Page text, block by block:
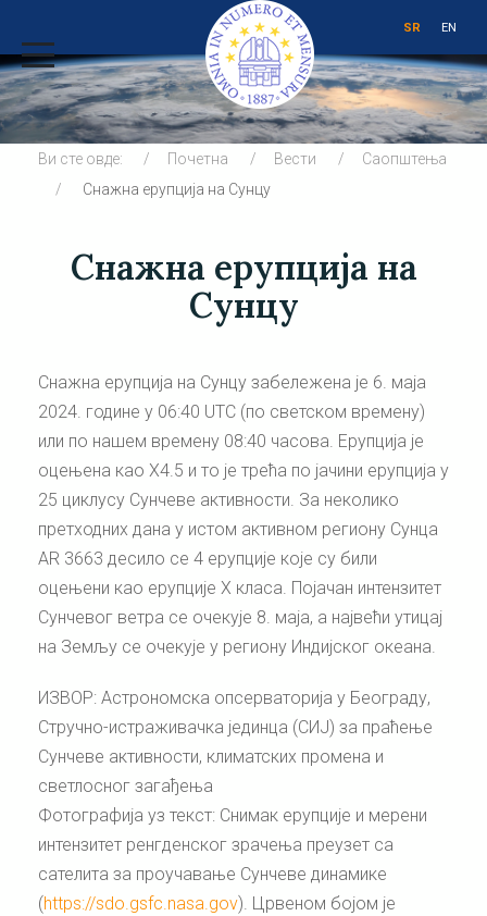
SR EN
Ви сте овде: Почетна Вести
Саопштења
Снажна ерупција на Сунцу
Снажна ерупција на
Сунцу
Снажна ерупција на Сунцу забележена је 6. маја
2024. године у 06:40 UTC (пo светском времену)
или по нашем времену 08:40 часова. Ерупција је
оцењена као X4.5 и то је трећа по јачини ерупција у
25 циклусу Сунчеве активности. За неколико
претходних дана у истом активном региону Сунца
AR 3663 десило се 4 ерупције које су били
оцењени као ерупције X класа. Појачан интензитет
Сунчевог ветра се очекује 8. маја, а највећи утицај
на Земљу се очекује у региону Индијског океана.
ИЗВОР: Астрономска опсерваторија у Београду,
Стручно-истраживачка јединца (СИЈ) за праћење
Сунчеве активности, климатских промена и
светлосног загађења
Фотографија уз текст: Снимак ерупције и мерени
интензитет ренгденског зрачења преузет са
сателита за проучавање Сунчеве динамике
(https://sdo.gsfc.nasa.gov). Црвеном бојом је